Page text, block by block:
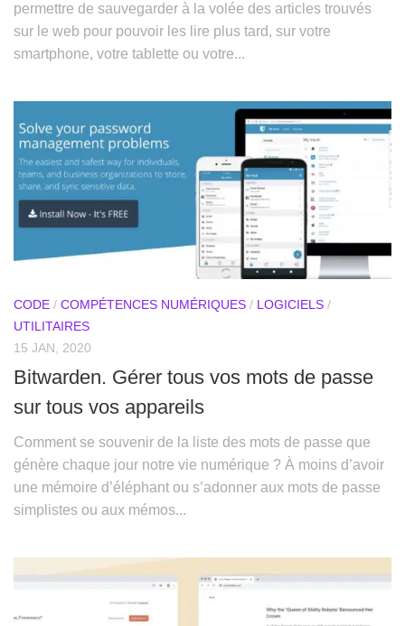
permettre de sauvegarder à la volée des articles trouvés
sur le web pour pouvoir les lire plus tard, sur votre
smartphone, votre tablette ou votre...
CODE / COMPÉTENCES NUMÉRIQUES / LOGICIELS /
UTILITAIRES
15 JAN, 2020
Bitwarden. Gérer tous vos mots de passe
sur tous vos appareils
Comment se souvenir de la liste des mots de passe que
génère chaque jour notre vie numérique ? À moins d’avoir
une mémoire d’éléphant ou s’adonner aux mots de passe
simplistes ou aux mémos...